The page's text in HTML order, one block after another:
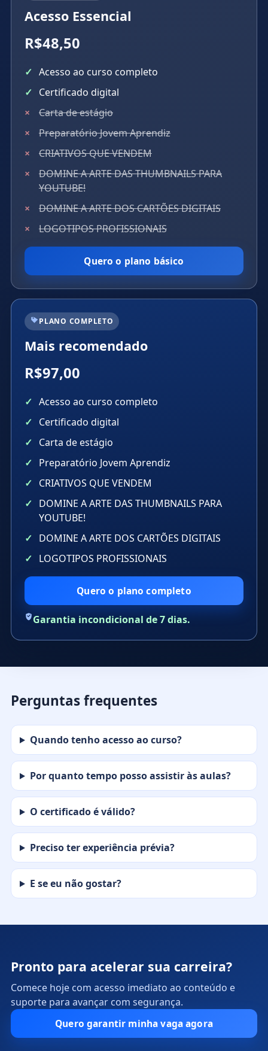
Acesso Essencial
R$48,50
Acesso ao curso completo
Certificado digital
Carta de estágio
Preparatório Jovem Aprendiz
CRIATIVOS QUE VENDEM
DOMINE A ARTE DAS THUMBNAILS PARA
YOUTUBE!
DOMINE A ARTE DOS CARTÕES DIGITAIS
LOGOTIPOS PROFISSIONAIS
Quero o plano básico
PLANO COMPLETO
Mais recomendado
R$97,00
Acesso ao curso completo
Certificado digital
Carta de estágio
Preparatório Jovem Aprendiz
CRIATIVOS QUE VENDEM
DOMINE A ARTE DAS THUMBNAILS PARA
YOUTUBE!
DOMINE A ARTE DOS CARTÕES DIGITAIS
LOGOTIPOS PROFISSIONAIS
Quero o plano completo
Garantia incondicional de 7 dias.
Perguntas frequentes
Quando tenho acesso ao curso?
Por quanto tempo posso assistir às aulas?
O certificado é válido?
Preciso ter experiência prévia?
E se eu não gostar?
Pronto para acelerar sua carreira?
Comece hoje com acesso imediato ao conteúdo e
suporte para avançar com segurança.
Quero garantir minha vaga agora